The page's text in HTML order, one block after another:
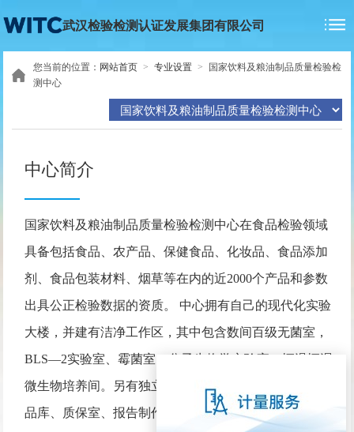
武汉检验检测认证发展集团有限公司
您当前的位置： 网站首页 > 专业设置 >
国家饮料及粮油制品质量检验检
测中心
中心简介
国家饮料及粮油制品质量检验检测中心在食品检验领域
具备包括食品、农产品、保健食品、化妆品、食品添加
剂、食品包装材料、烟草等在内的近2000个产品和参数
出具公正检验数据的资质。 中心拥有自己的现代化实验
大楼，并建有洁净工作区，其中包含数间百级无菌室，
BLS—2实验室、霉菌室、分子生物学实验室、恒温恒湿
微生物培养间。另有独立的业务受理大厅、办公室、样
品库、质保室、报告制作室等。